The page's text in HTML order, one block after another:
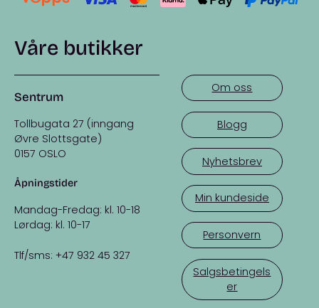
Våre butikker
Sentrum
Tollbugata 27 (inngang
Øvre Slottsgate)
0157 OSLO
Åpningstider
Mandag-Fredag: kl. 10-18
Lørdag: kl. 10-17
Tlf/sms: +47 932 45 327
Om oss
Blogg
Nyhetsbrev
Min kundeside
Personvern
Salgsbetingels
er